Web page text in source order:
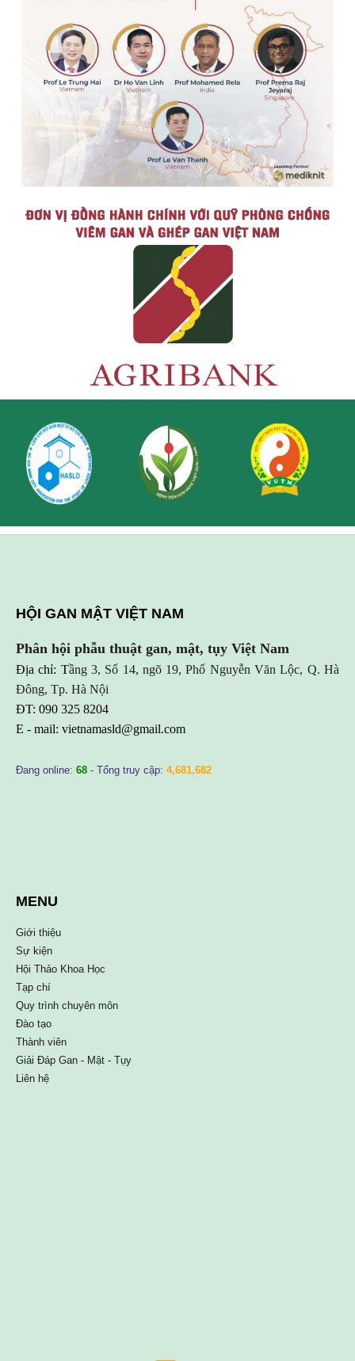
HỘI GAN MẬT VIỆT NAM
Phân hội phẫu thuật gan, mật, tụy Việt Nam
Địa chỉ: Tầng 3, Số 14, ngõ 19, Phố Nguyễn Văn Lộc, Q. Hà
Đông, Tp. Hà Nội
ĐT: 090 325 8204
E - mail: vietnamasld@gmail.com
Đang online: 68 - Tổng truy cập: 4,681,682
MENU
Giới thiệu
Sự kiện
Hội Thảo Khoa Học
Tạp chí
Quy trình chuyên môn
Đào tạo
Thành viên
Giải Đáp Gan - Mật - Tụy
Liên hệ